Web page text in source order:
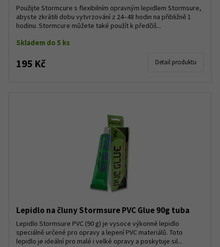
Použijte Stormcure s flexibilním opravným lepidlem Stormsure,
abyste zkrátili dobu vytvrzování z 24–48 hodin na přibližně 1
hodinu. Stormcure můžete také použít k předčiš...
Skladem do 5 ks
195 Kč Detail produktu
Lepidlo na čluny Stormsure PVC Glue 90g tuba
Lepidlo Stormsure PVC (90 g) je vysoce výkonné lepidlo
speciálně určené pro opravy a lepení PVC materiálů. Toto
lepidlo je ideální pro malé i velké opravy a poskytuje sil...